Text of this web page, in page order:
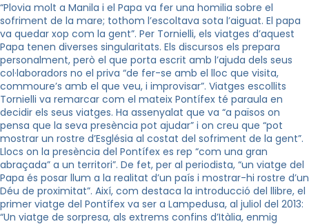
“Plovia molt a Manila i el Papa va fer una homilia sobre el
sofriment de la mare; tothom l’escoltava sota l’aiguat. El papa
va quedar xop com la gent”. Per Tornielli, els viatges d’aquest
Papa tenen diverses singularitats. Els discursos els prepara
personalment, però el que porta escrit amb l’ajuda dels seus
col·laboradors no el priva “de fer-se amb el lloc que visita,
commoure’s amb el que veu, i improvisar”. Viatges escollits
Tornielli va remarcar com el mateix Pontífex té paraula en
decidir els seus viatges. Ha assenyalat que va “a països on
pensa que la seva presència pot ajudar” i on creu que “pot
mostrar un rostre d’Església al costat del sofriment de la gent”.
Llocs on la presència del Pontífex es rep “com una gran
abraçada” a un territori”. De fet, per al periodista, “un viatge del
Papa és posar llum a la realitat d’un país i mostrar-hi rostre d’un
Déu de proximitat”. Així, com destaca la introducció del llibre, el
primer viatge del Pontífex va ser a Lampedusa, al juliol del 2013:
“Un viatge de sorpresa, als extrems confins d’Itàlia, enmig